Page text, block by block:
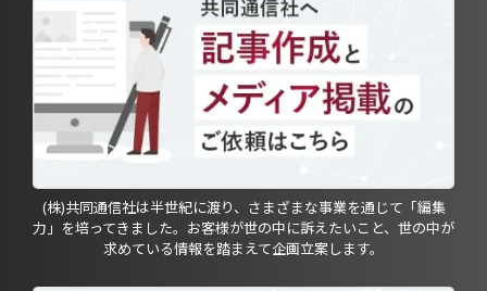
(株)共同通信社は半世紀に渡り、さまざまな事業を通じて「編集
力」を培ってきました。お客様が世の中に訴えたいこと、世の中が
求めている情報を踏まえて企画立案します。